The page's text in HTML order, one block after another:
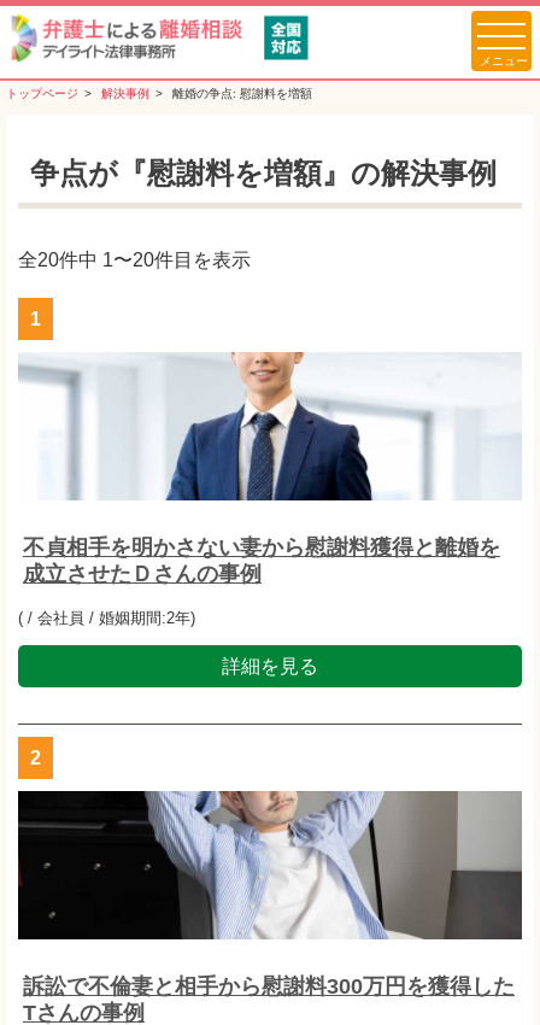
トップページ 解決事例 離婚の争点: 慰謝料を増額
争点が『慰謝料を増額』の解決事例
全20件中 1〜20件目を表示
1
不貞相手を明かさない妻から慰謝料獲得と離婚を
成立させたＤさんの事例
( / 会社員 / 婚姻期間:2年)
詳細を見る
2
訴訟で不倫妻と相手から慰謝料300万円を獲得した
Tさんの事例